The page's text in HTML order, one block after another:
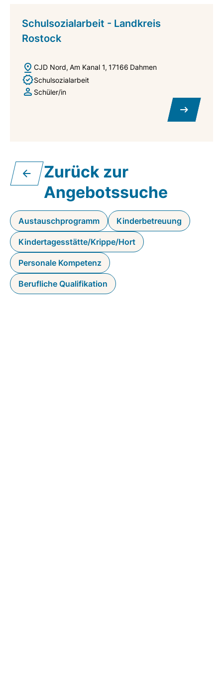
Schulsozialarbeit - Landkreis
Rostock
CJD Nord Am Kanal 1 17166 Dahmen
Schulsozialarbeit
Schüler/in
Zurück zur
Angebotssuche
Austauschprogramm Kinderbetreuung
Kindertagesstätte/Krippe/Hort
Personale Kompetenz
Berufliche Qualifikation